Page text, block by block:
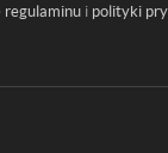
regulaminu i polityki